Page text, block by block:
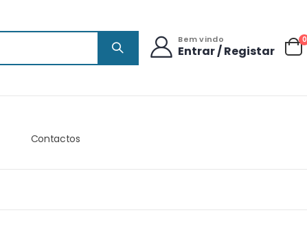
Bem vindo
Entrar / Registar
0
Contactos